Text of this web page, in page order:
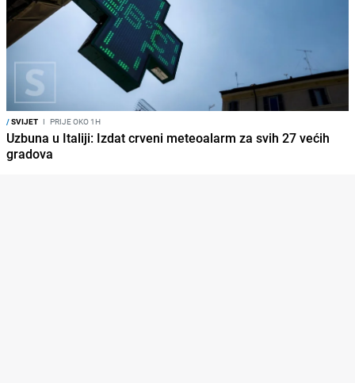
/SVIJET I PRIJE OKO 1H
Uzbuna u Italiji: Izdat crveni meteoalarm za svih 27 većih
gradova